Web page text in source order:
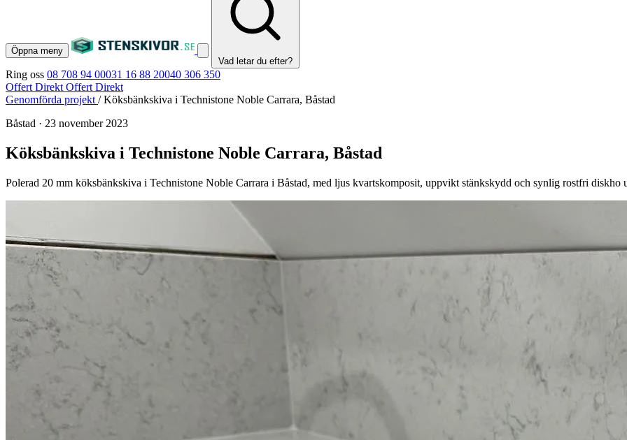
Öppna meny
Vad letar du efter?
Ring oss 08 708 94 00031 16 88 20040 306 350
Offert Direkt Offert Direkt
Genomförda projekt / Köksbänkskiva i Technistone Noble Carrara, Båstad
Båstad · 23 november 2023
Köksbänkskiva i Technistone Noble Carrara, Båstad
Polerad 20 mm köksbänkskiva i Technistone Noble Carrara i Båstad, med ljus kvartskomposit, uppvikt stänkskydd och synlig rostfri diskho